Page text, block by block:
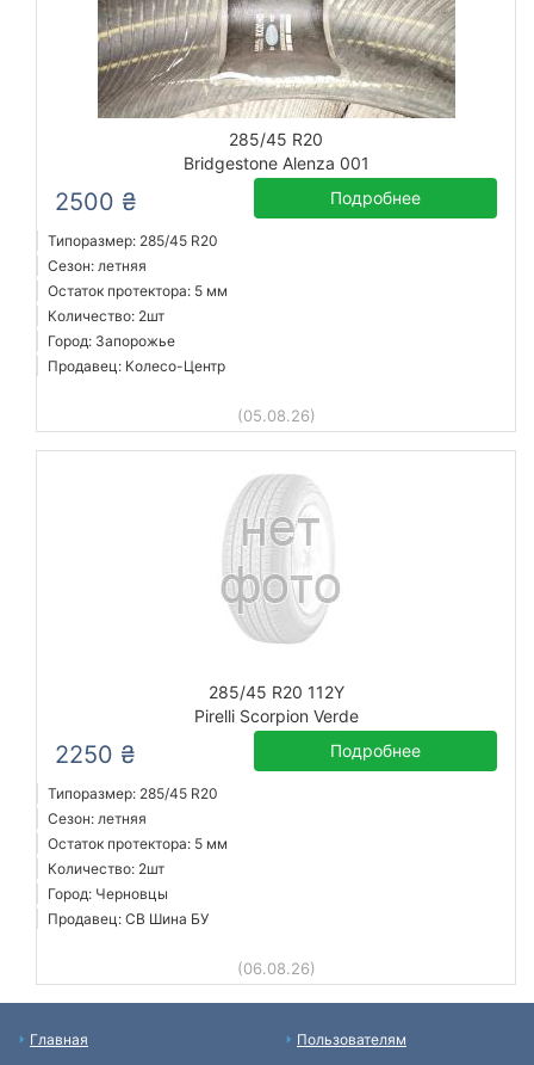
285/45 R20
Bridgestone Alenza 001
2500 ₴ Подробнее
Типоразмер: 285/45 R20
Сезон: летняя
Остаток протектора: 5 мм
Количество: 2шт
Город: Запорожье
Продавец: Колесо-Центр
(05.08.26)
285/45 R20 112Y
Pirelli Scorpion Verde
2250 ₴ Подробнее
Типоразмер: 285/45 R20
Сезон: летняя
Остаток протектора: 5 мм
Количество: 2шт
Город: Черновцы
Продавец: СВ Шина БУ
(06.08.26)
Главная
Пользователям